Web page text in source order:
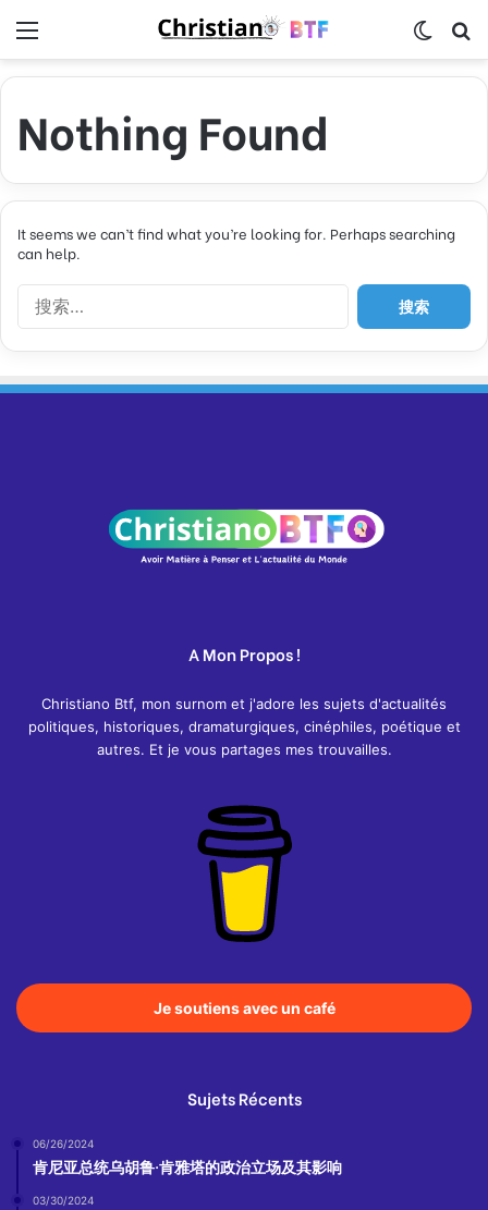
Nothing Found
It seems we can’t find what you’re looking for. Perhaps searching
can help.
搜
索
A Mon Propos !
Christiano Btf, mon surnom et j'adore les sujets d'actualités
politiques, historiques, dramaturgiques, cinéphiles, poétique et
autres. Et je vous partages mes trouvailles.
Je soutiens avec un café
Sujets Récents
06/26/2024
肯尼亚总统乌胡鲁·肯雅塔的政治立场及其影响
03/30/2024